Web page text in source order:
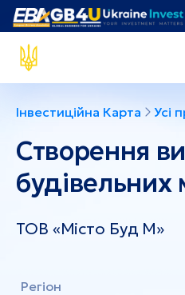
Інвестиційна Карта Усі
Створення
будівельних
ТОВ «Місто Буд М»
Регіон